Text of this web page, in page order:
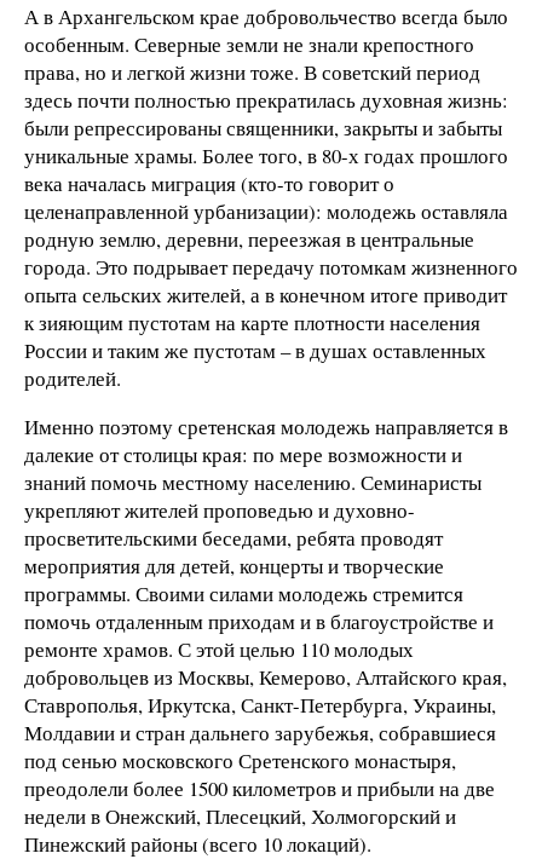
А в Архангельском крае добровольчество всегда было
особенным. Северные земли не знали крепостного
права, но и легкой жизни тоже. В советский период
здесь почти полностью прекратилась духовная жизнь:
были репрессированы священники, закрыты и забыты
уникальные храмы. Более того, в 80-х годах прошлого
века началась миграция (кто-то говорит о
целенаправленной урбанизации): молодежь оставляла
родную землю, деревни, переезжая в центральные
города. Это подрывает передачу потомкам жизненного
опыта сельских жителей, а в конечном итоге приводит
к зияющим пустотам на карте плотности населения
России и таким же пустотам – в душах оставленных
родителей.
Именно поэтому сретенская молодежь направляется в
далекие от столицы края: по мере возможности и
знаний помочь местному населению. Семинаристы
укрепляют жителей проповедью и духовно-
просветительскими беседами, ребята проводят
мероприятия для детей, концерты и творческие
программы. Своими силами молодежь стремится
помочь отдаленным приходам и в благоустройстве и
ремонте храмов. С этой целью 110 молодых
добровольцев из Москвы, Кемерово, Алтайского края,
Ставрополья, Иркутска, Санкт-Петербурга, Украины,
Молдавии и стран дальнего зарубежья, собравшиеся
под сенью московского Сретенского монастыря,
преодолели более 1500 километров и прибыли на две
недели в Онежский, Плесецкий, Холмогорский и
Пинежский районы (всего 10 локаций).